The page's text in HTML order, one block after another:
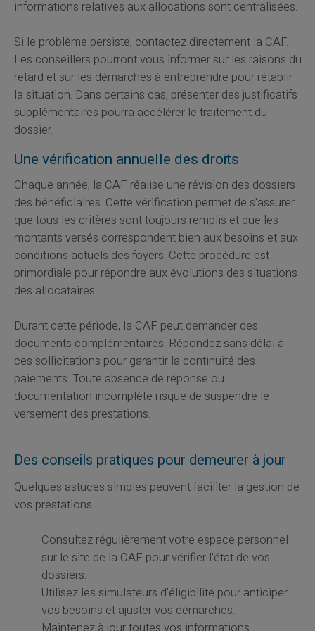
informations relatives aux allocations sont centralisées.
Si le problème persiste, contactez directement la CAF.
Les conseillers pourront vous informer sur les raisons du
retard et sur les démarches à entreprendre pour rétablir
la situation. Dans certains cas, présenter des justificatifs
supplémentaires pourra accélérer le traitement du
dossier.
Une vérification annuelle des droits
Chaque année, la CAF réalise une révision des dossiers
des bénéficiaires. Cette vérification permet de s'assurer
que tous les critères sont toujours remplis et que les
montants versés correspondent bien aux besoins et aux
conditions actuels des foyers. Cette procédure est
primordiale pour répondre aux évolutions des situations
des allocataires.
Durant cette période, la CAF peut demander des
documents complémentaires. Répondez sans délai à
ces sollicitations pour garantir la continuité des
paiements. Toute absence de réponse ou
documentation incomplète risque de suspendre le
versement des prestations.
Des conseils pratiques pour demeurer à jour
Quelques astuces simples peuvent faciliter la gestion de
vos prestations :
Consultez régulièrement votre espace personnel
sur le site de la CAF pour vérifier l'état de vos
dossiers.
Utilisez les simulateurs d'éligibilité pour anticiper
vos besoins et ajuster vos démarches.